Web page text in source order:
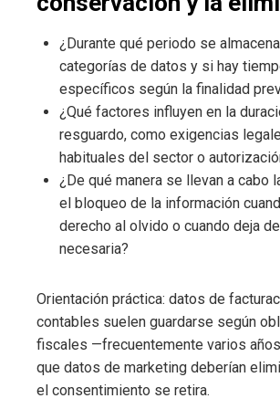
¿Durante qué periodo se
categorías de datos y si hay
específicos según la finalidad
¿Qué factores influyen en la
resguardo, como exigencias
habituales del sector o
¿De qué manera se llevan a cabo
el bloqueo de la información
derecho al olvido o cuando deja
necesaria?
Orientación práctica: datos de
contables suelen guardarse según
fiscales —frecuentemente varios
que datos de marketing deberían
el consentimiento se retira.